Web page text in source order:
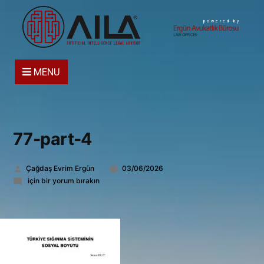
powered by
MENU
77-part-4
Gönderen:
Çağdaş Evrim Ergün
03/06/2026
77-
için bir yorum bırakın